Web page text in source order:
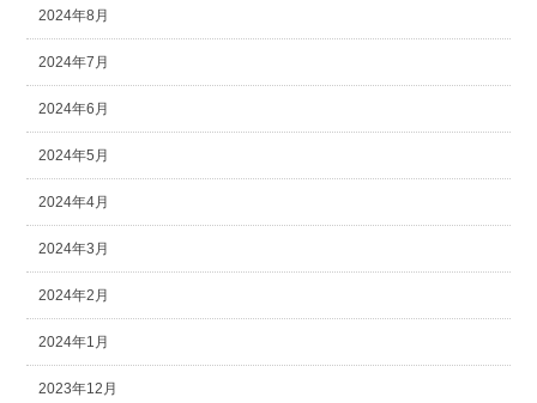
2024年8月
2024年7月
2024年6月
2024年5月
2024年4月
2024年3月
2024年2月
2024年1月
2023年12月